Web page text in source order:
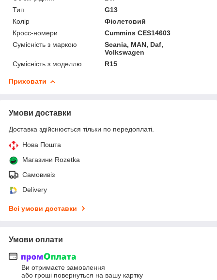
Тип
G13
Колір
Фіолетовий
Кросс-номери
Cummins CES14603
Сумісність з маркою
Scania, MAN, Daf,
Volkswagen
Сумісність з моделлю
R15
Приховати
Умови доставки
Доставка здійснюється тільки по передоплаті.
Нова Пошта
Магазини Rozetka
Самовивіз
Delivery
Всі умови доставки
Умови оплати
Ви отримаєте замовлення
або гроші повернуться на вашу картку